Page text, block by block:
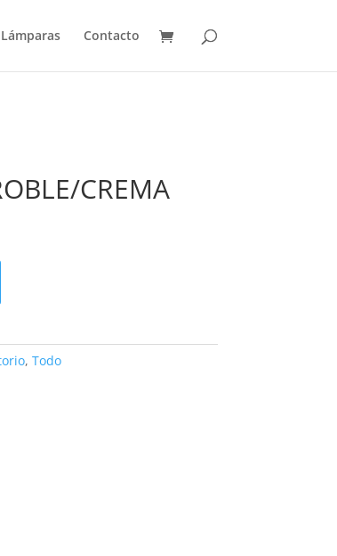
Lámparas Contacto
CREMA
, Todo